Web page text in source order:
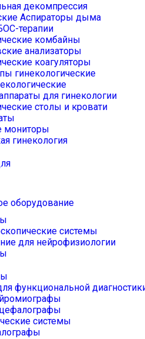
декомпрессия
Аспираторы дыма
терапии
комбайны
анализаторы
коагуляторы
гинекологические
для гинекологии
столы и кровати
мониторы
гинекология
оборудование
системы
для нейрофизиологии
функциональной
системы